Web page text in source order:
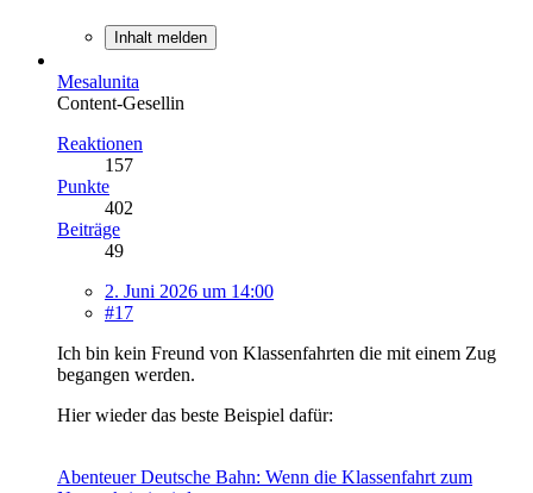
Inhalt melden
Mesalunita
Content-Gesellin
Reaktionen
157
Punkte
402
Beiträge
49
2. Juni 2026 um 14:00
#17
Ich bin kein Freund von Klassenfahrten die mit einem Zug
begangen werden.
Hier wieder das beste Beispiel dafür:
Abenteuer Deutsche Bahn: Wenn die Klassenfahrt zum